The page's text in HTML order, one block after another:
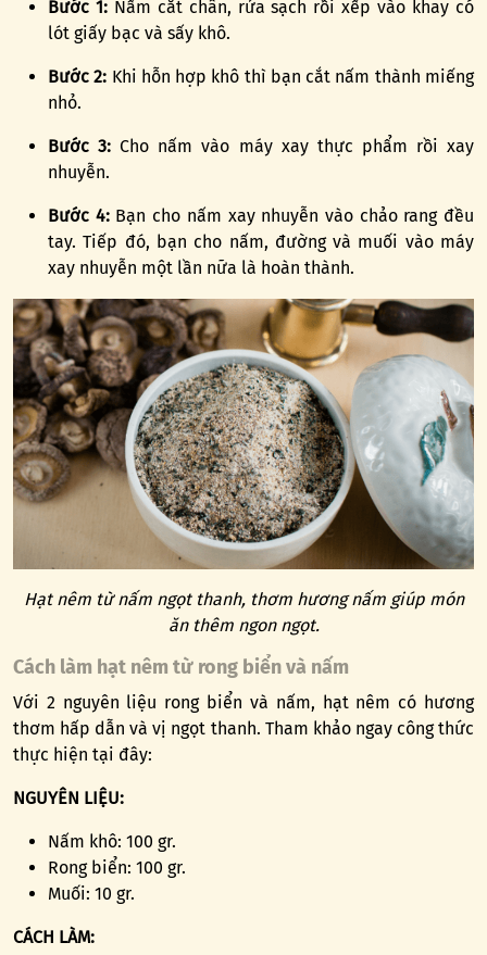
Bước 1: Nấm cắt chân, rửa sạch rồi xếp vào khay có
lót giấy bạc và sấy khô.
Bước 2: Khi hỗn hợp khô thì bạn cắt nấm thành miếng
nhỏ.
Bước 3:Cho nấm vào máy xay thực phẩm rồi xay
nhuyễn.
Bước 4: Bạn cho nấm xay nhuyễn vào chảo rang đều
tay. Tiếp đó, bạn cho nấm, đường và muối vào máy
xay nhuyễn một lần nữa là hoàn thành.
Hạt nêm từ nấm ngọt thanh, thơm hương nấm giúp món
ăn thêm ngon ngọt.
Cách làm hạt nêm từ rong biển và nấm
Với 2 nguyên liệu rong biển và nấm, hạt nêm có hương
thơm hấp dẫn và vị ngọt thanh. Tham khảo ngay công thức
thực hiện tại đây:
NGUYÊN LIỆU:
Nấm khô: 100 gr.
Rong biển: 100 gr.
Muối: 10 gr.
CÁCH LÀM: